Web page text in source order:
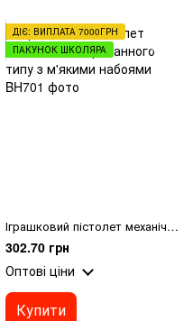
ДІЄ: ВИПЛАТА 7000ГРН
ПАКУНОК ШКОЛЯРА
Іграшковий пістолет механічний барабанного типу з м'якими набоями
302.70 грн
Оптові ціни
Купити